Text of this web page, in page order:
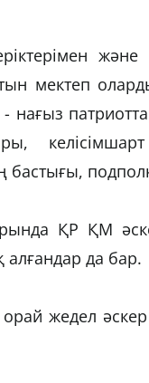
мектеп
ҚР ҚМ
да бар.
жедел